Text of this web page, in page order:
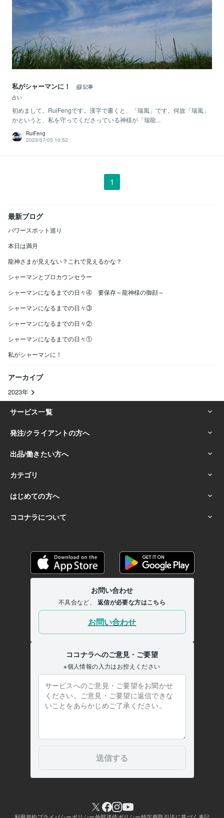
私がシャーマンに！
記事
占い
初めまして。RuiFengです。漢字で書くと、「瑞風」です。何故「瑞風」
かというと、私を守ってくださっている神様が「瑞龍...
RuiFeng
2023/07/05 10:52
1
最新ブログ
パワースポット巡り
本日は満月
龍神さまが見えない？これで見えるかな？
シャーマンとプロカウンセラー
シャーマンになるまでの日々④ 要保存～龍神様の御顔～
シャーマンになるまでの日々③
シャーマンになるまでの日々②
シャーマンになるまでの日々①
私がシャーマンに！
アーカイブ
2023年